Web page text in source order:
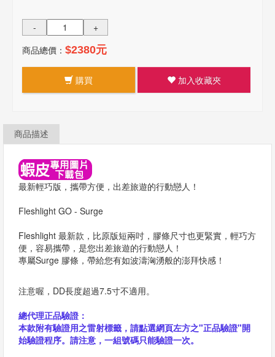
-
+
商品總價： $2380元
購買 加入收藏夾
商品描述
最新輕巧版，攜帶方便，出差旅遊的行動戀人！
Fleshlight GO - Surge
Fleshlight 最新款，比原版短兩吋，膠條尺寸也更緊實，輕巧方
便，容易攜帶，是您出差旅遊的行動戀人！
專屬Surge 膠條，帶給您有如波濤洶湧般的澎拜快感！
注意喔，DD長度超過7.5寸不適用。
總代理正品驗證：
本款附有驗證用之雷射標籤，請點選網頁左方之"正品驗證"開
始驗證程序。請注意，一組號碼只能驗證一次。